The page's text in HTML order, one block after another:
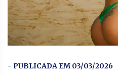
- PUBLICADA EM 03/03/2026